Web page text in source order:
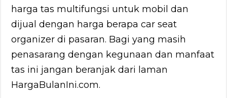
harga tas multifungsi untuk mobil dan
dijual dengan harga berapa car seat
organizer di pasaran. Bagi yang masih
penasarang dengan kegunaan dan manfaat
tas ini jangan beranjak dari laman
HargaBulanIni.com.